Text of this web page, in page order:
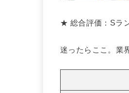
★ 総合評価：Sラ
迷ったらここ。業